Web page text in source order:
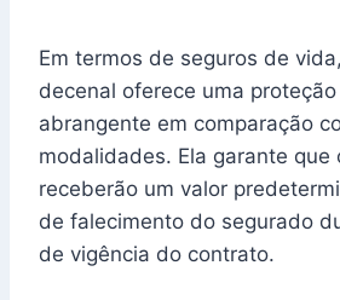
Em termos de seguros de
decenal oferece uma proteção
abrangente em comparação
modalidades. Ela garante que
receberão um valor
de falecimento do segurado
de vigência do contrato.